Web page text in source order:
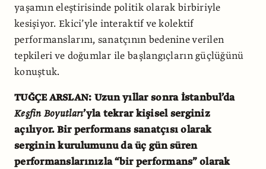
yaşamın eleştirisinde politik olarak birbiriyle
kesişiyor. Ekici’yle interaktif ve kolektif
performanslarını, sanatçının bedenine verilen
tepkileri ve doğumlar ile başlangıçların güçlüğünü
konuştuk.
TUĞÇE ARSLAN: Uzun yıllar sonra İstanbul’da
Keşfin Boyutları’yla tekrar kişisel serginiz
açılıyor. Bir performans sanatçısı olarak
serginin kurulumunu da üç gün süren
performanslarınızla “bir performans” olarak